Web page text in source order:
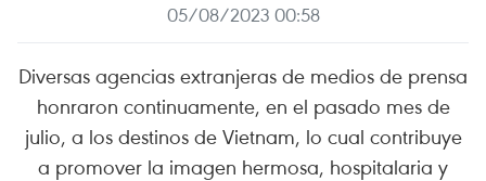
05/08/2023 00:58
Diversas agencias extranjeras de medios de prensa
honraron continuamente, en el pasado mes de
julio, a los destinos de Vietnam, lo cual contribuye
a promover la imagen hermosa, hospitalaria y